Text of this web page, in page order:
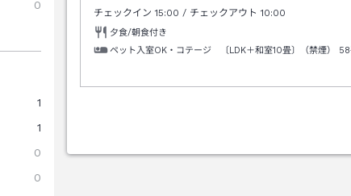
0
1
1
0
0
チェックイン15:00 / チェックアウト 10:00
夕食/朝食付き
ペット入室OK・コテージ 〔LDK＋和室10畳〕（禁煙）